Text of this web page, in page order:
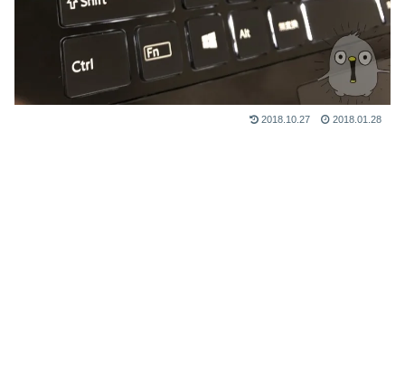
2018.10.27 2018.01.28